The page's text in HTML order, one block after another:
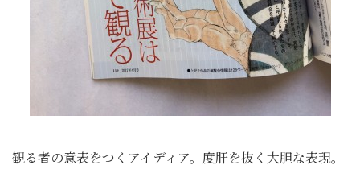
観る者の意表をつくアイディア。度肝を抜く大胆な表現。